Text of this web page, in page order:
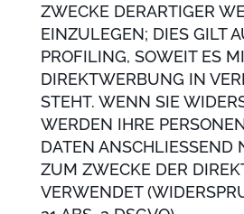
ZWECKE DERARTIGER
EINZULEGEN; DIES GILT
PROFILING, SOWEIT ES
DIREKTWERBUNG IN
STEHT. WENN SIE
WERDEN IHRE
DATEN ANSCHLIESSEND
ZUM ZWECKE DER
VERWENDET